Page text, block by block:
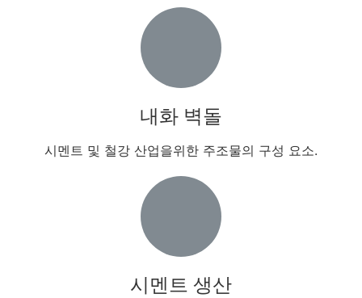
내화 벽돌
시멘트 및 철강 산업을위한 주조물의 구성 요소.
시멘트 생산